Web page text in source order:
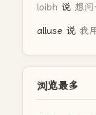
loibh 说 想
alluse 说 我
浏览最多